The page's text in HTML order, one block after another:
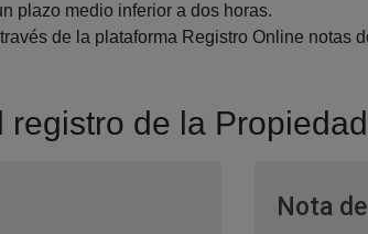
plazo medio inferior a dos horas.
de la plataforma Registro Online notas
registro de la
nueva Nota